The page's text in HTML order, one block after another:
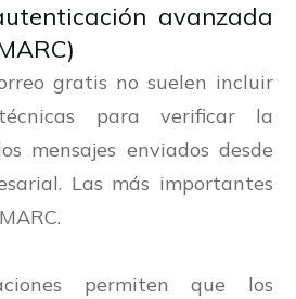
avanzada
gratis no suelen incluir
técnicas para verificar la
mensajes enviados desde
Las más importantes
permiten que los